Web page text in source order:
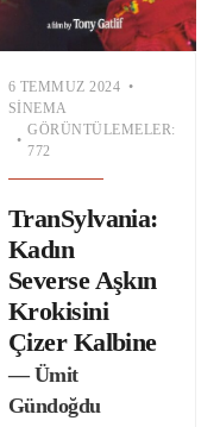
6 TEMMUZ 2024 •
SINEMA
•
GÖRÜNTÜLEMELER:
772
TranSylvania:
Kadın
Severse Aşkın
Krokisini
Çizer Kalbine
— Ümit
Gündoğdu